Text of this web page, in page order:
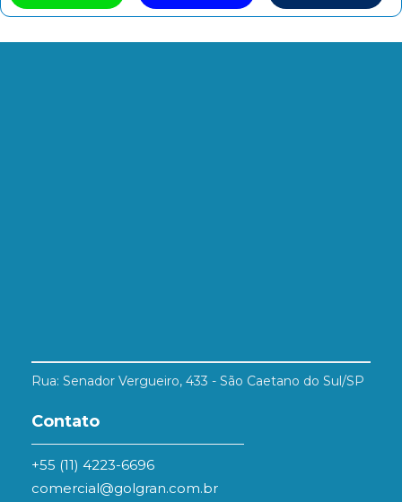
Rua: Senador Vergueiro, 433 - São Caetano do Sul/SP
Contato
+55 (11) 4223-6696
comercial@golgran.com.br